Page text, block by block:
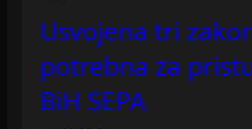
Usvojena tri
potrebna za
BiH SEPA